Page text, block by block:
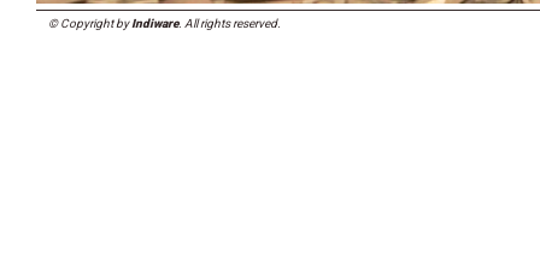
© Copyright byIndiware. All rights reserved.